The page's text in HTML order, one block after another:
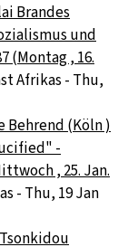
Brandes
und
(Montag , 16.
Afrikas - Thu,
(Köln )
-
, 25. Jan.
- Thu, 19 Jan